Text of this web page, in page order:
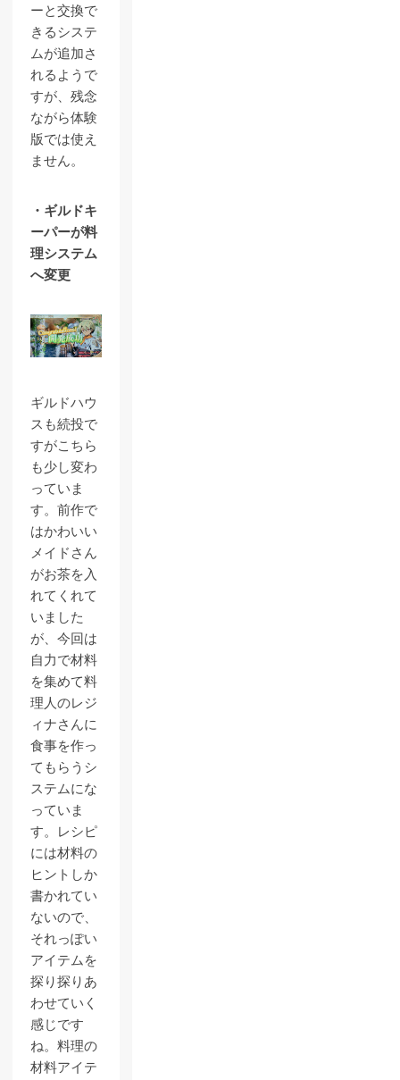
ーと交換で
きるシステ
ムが追加さ
れるようで
すが、残念
ながら体験
版では使え
ません。
・ギルドキ
ーパーが料
理システム
へ変更
ギルドハウ
スも続投で
すがこちら
も少し変わ
っていま
す。前作で
はかわいい
メイドさん
がお茶を入
れてくれて
いました
が、今回は
自力で材料
を集めて料
理人のレジ
ィナさんに
食事を作っ
てもらうシ
ステムにな
っていま
す。レシピ
には材料の
ヒントしか
書かれてい
ないので、
それっぽい
アイテムを
探り探りあ
わせていく
感じです
ね。料理の
材料アイテ